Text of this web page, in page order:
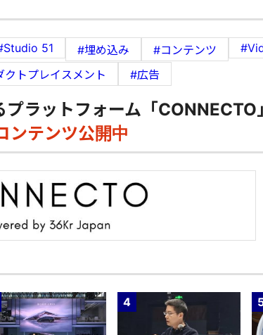
51 #埋め込み #コンテンツ
クトプレイスメント #広告
ラットフォーム「CONNECTO」
ンテンツ公開中
4